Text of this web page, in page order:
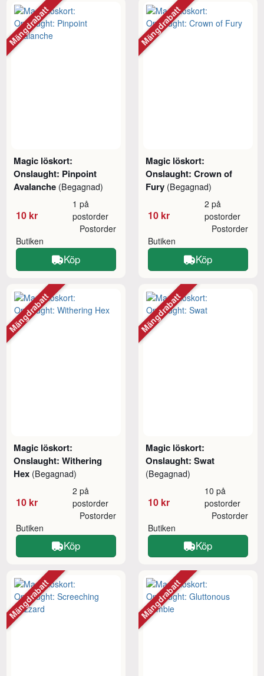
Magic löskort:
Onslaught: Pinpoint
Avalanche (Begagnad)
10 kr
1 på
postorder
Butiken
Postorder
Köp
Mängdrabatt
Magic löskort:
Onslaught: Crown of
Fury (Begagnad)
10 kr
2 på
postorder
Butiken
Postorder
Köp
Mängdrabatt
Magic löskort:
Onslaught: Withering
Hex (Begagnad)
10 kr
2 på
postorder
Butiken
Postorder
Köp
Mängdrabatt
Magic löskort:
Onslaught: Swat
(Begagnad)
10 kr
10 på
postorder
Butiken
Postorder
Köp
Mängdrabatt
Mängdrabatt Mängdrabatt